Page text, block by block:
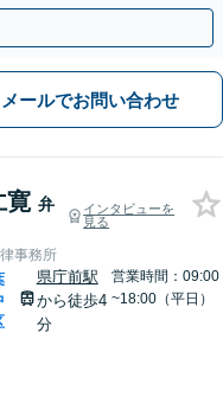
出張あり】
メールでお問い合わせ
寛 弁
インタビューを
見る
事務所
県庁前駅
から徒歩4
分
営業時間：09:00
~18:00（平日）